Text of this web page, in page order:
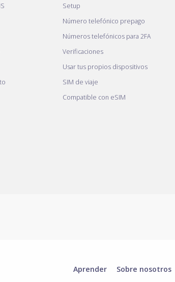
Setup
Número telefónico prepago
Números telefónicos para 2FA
Verificaciones
Usar tus propios dispositivos
SIM de viaje
Compatible con eSIM
Aprender Sobre nosotros